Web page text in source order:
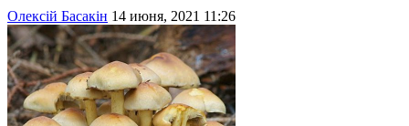
Олексій Басакін 14 июня, 2021 11:26